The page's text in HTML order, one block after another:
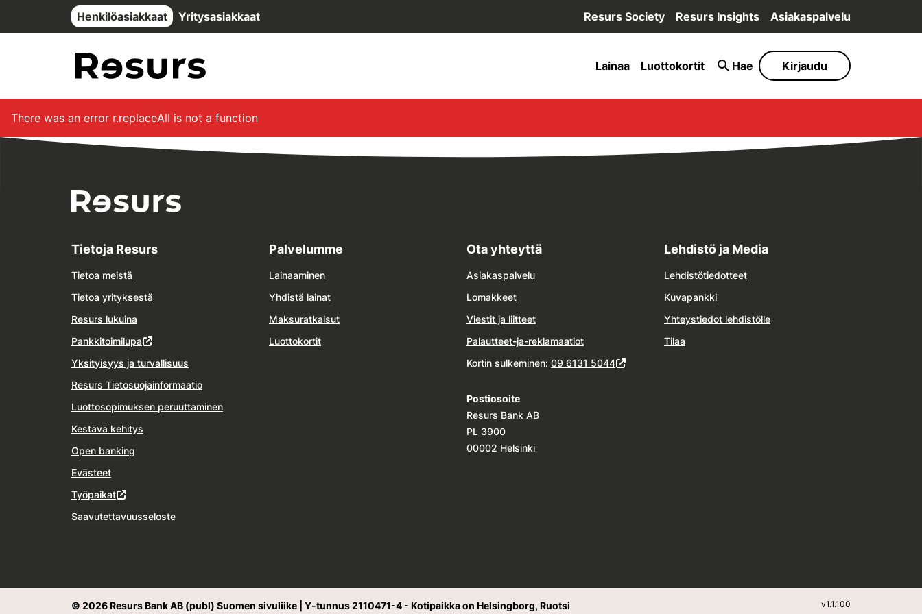
Siirry pääsisältöönHenkilöasiakkaat Yritysasiakkaat Resurs Society Resurs Insights Asiakaspalvelu
Lainaa Luottokortit Hae Kirjaudu
There was an error r.replaceAll is not a function
Tietoja Resurs
Tietoa meistä
Tietoa yrityksestä
Resurs lukuina
Pankkitoimilupa
Yksityisyys ja turvallisuus
Resurs Tietosuojainformaatio
Luottosopimuksen peruuttaminen
Kestävä kehitys
Open banking
Evästeet
Työpaikat
Saavutettavuusseloste
Palvelumme
Lainaaminen
Yhdistä lainat
Maksuratkaisut
Luottokortit
Ota yhteyttä
Asiakaspalvelu
Lomakkeet
Viestit ja liitteet
Palautteet-ja-reklamaatiot
Kortin sulkeminen: 09 6131 5044
Postiosoite
Resurs Bank AB
PL 3900
00002 Helsinki
Lehdistö ja Media
Lehdistötiedotteet
Kuvapankki
Yhteystiedot lehdistölle
Tilaa
© 2026 Resurs Bank AB (publ) Suomen sivuliike | Y-tunnus 2110471-4 - Kotipaikka on Helsingborg, Ruotsi v1.1.100